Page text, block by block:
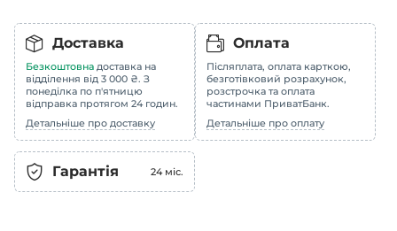
Доставка
Безкоштовна доставка на
відділення від 3 000 ₴. З
понеділка по п'ятницю
відправка протягом 24 годин.
Детальніше про доставку
Оплата
Післяплата, оплата карткою,
безготівковий розрахунок,
розстрочка та оплата
частинами ПриватБанк.
Детальніше про оплату
Гарантія 24 міс.